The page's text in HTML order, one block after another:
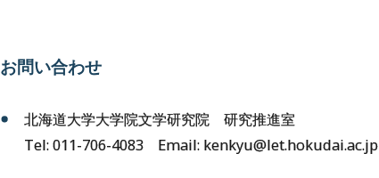
お問い合わせ
北海道大学大学院文学研究院 研究推進室
Tel: 011-706-4083 Email: kenkyu@let.hokudai.ac.jp